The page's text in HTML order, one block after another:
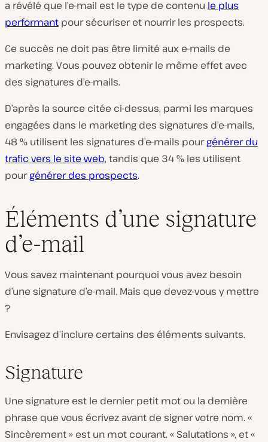
a révélé que l’e-mail est le type de contenu le plus
performant pour sécuriser et nourrir les prospects.
Ce succès ne doit pas être limité aux e-mails de
marketing. Vous pouvez obtenir le même effet avec
des signatures d’e-mails.
D’après la source citée ci-dessus, parmi les marques
engagées dans le marketing des signatures d’e-mails,
48 % utilisent les signatures d’e-mails pourgénérer du
trafic vers le site web, tandis que 34 % les utilisent
pourgénérer des prospects.
Éléments d’une signature
d’e-mail
Vous savez maintenant pourquoi vous avez besoin
d’une signature d’e-mail. Mais que devez-vous y mettre
?
Envisagez d’inclure certains des éléments suivants.
Signature
Une signature est le dernier petit mot ou la dernière
phrase que vous écrivez avant de signer votre nom. «
Sincèrement » est un mot courant. « Salutations », et «